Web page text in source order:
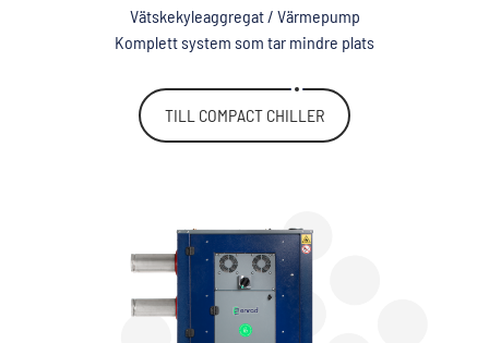
Vätskekyleaggregat / Värmepump
Komplett system som tar mindre plats
TILL COMPACT CHILLER